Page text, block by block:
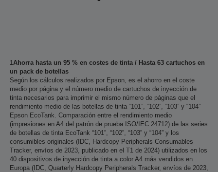
1Ahorra hasta un 95 % en costes de tinta / Hasta 63 cartuchos en
un pack de botellas
Según los cálculos realizados por Epson, es el ahorro en el coste
medio por página y el número medio de cartuchos de inyección de
tinta necesarios para imprimir el mismo número de páginas que el
rendimiento medio de las botellas de tinta “101”, “102”, “103” y “104”
Epson EcoTank. Comparación entre el rendimiento medio
(impresiones en A4 del patrón de prueba ISO/IEC 24712) de las series
de botellas de tinta EcoTank “101”, “102”, “103” y “104” y los
consumibles originales (IDC, Hardcopy Peripherals Consumables
Tracker, envíos de 2023, publicado en el T1 de 2024) utilizados en los
40 dispositivos de inyección de tinta a color A4 más vendidos en
Europa (IDC, Quarterly Hardcopy Peripherals Tracker, envíos de 2023,